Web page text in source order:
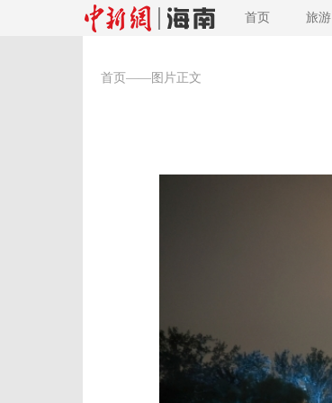
首页 旅游
首页 ——图片正文